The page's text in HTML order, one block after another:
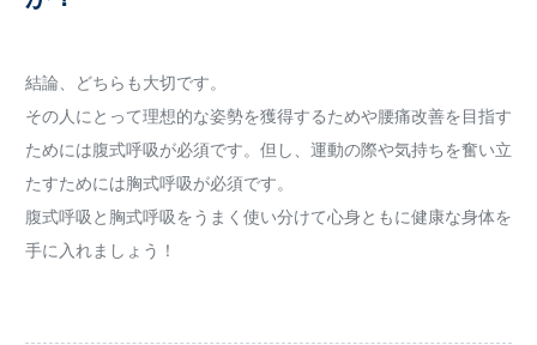
結論、どちらも大切です。
その人にとって理想的な姿勢を獲得するためや腰痛改善を目指す
ためには腹式呼吸が必須です。但し、運動の際や気持ちを奮い立
たすためには胸式呼吸が必須です。
腹式呼吸と胸式呼吸をうまく使い分けて心身ともに健康な身体を
手に入れましょう！